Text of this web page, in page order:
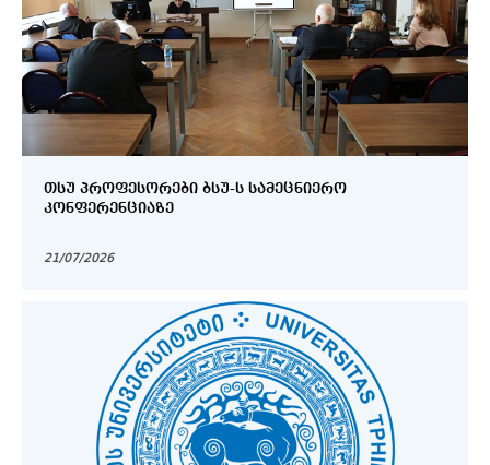
ᲗᲡᲣ ᲞᲠᲝᲤᲔᲡᲝᲠᲔᲑᲘ ᲑᲡᲣ-Ს ᲡᲐᲛᲔᲪᲜᲘᲔᲠᲝ
ᲙᲝᲜᲤᲔᲠᲔᲜᲪᲘᲐᲖᲔ
21/07/2026